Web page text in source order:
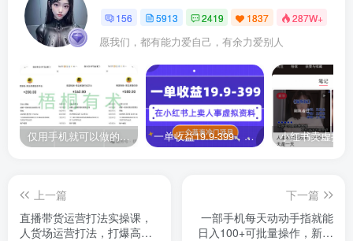
156 5913 2419 1837 287W+
愿我们，都有能力爱自己，有余力爱别人
仅用手机就可以做的小项目，当天就能见钱，每天100-300 一单收益19.9-399，一个蓝海冷门项目，在小红书上卖人事虚拟资料
上一篇
直播带货运营打法实操课，
人货场运营打法，打爆高客
下一篇
一部手机每天动动手指就能
日入100+可批量操作，新手